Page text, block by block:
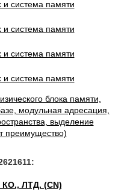
блока памяти,
модульная адресация,
выделение
преимущество)
ЛТД. (CN)